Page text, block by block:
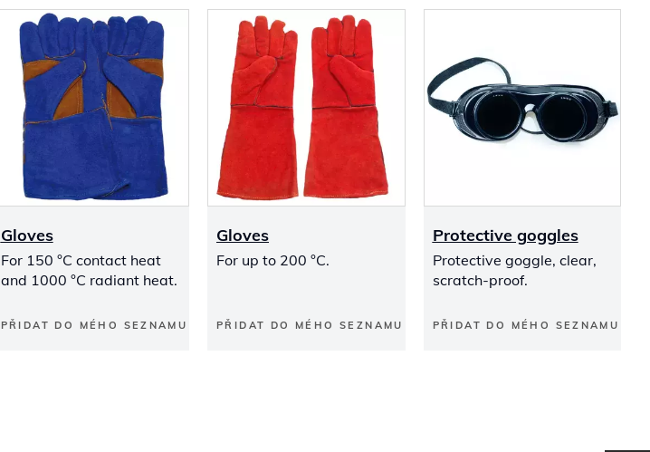
Gloves
For 150 °C contact heat
and 1000 °C radiant heat.
PŘIDAT DO MÉHO SEZNAMU
Gloves
For up to 200 °C.
PŘIDAT DO MÉHO SEZNAMU
Protective goggles
Protective goggle, clear,
scratch-proof.
PŘIDAT DO MÉHO SEZNAMU